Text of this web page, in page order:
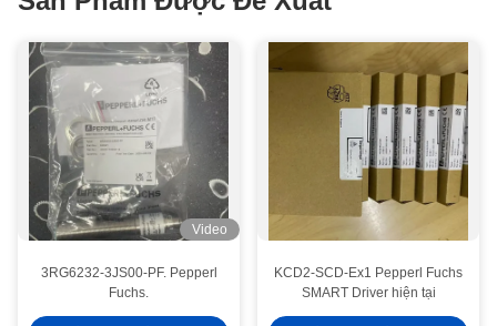
Video
3RG6232-3JS00-PF. Pepperl
Fuchs.
KCD2-SCD-Ex1 Pepperl Fuchs
SMART Driver hiện tại